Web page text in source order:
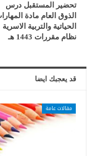
تحضير المستقبل درس
الذوق العام مادة
الحياتية والتربية الاسرية
نظام مقررات 1443 هـ
قد يعجبك ايضا
مقالات عامة